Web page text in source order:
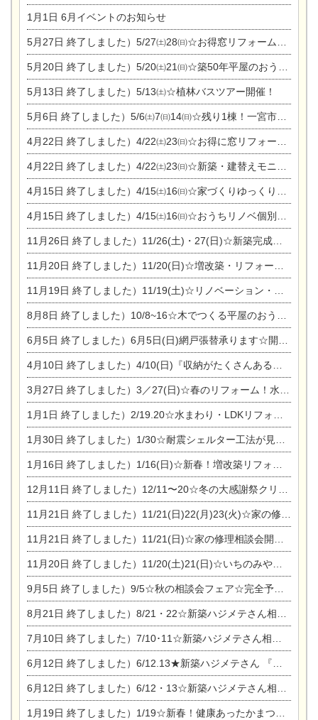
1月1日 6月イベントのお知らせ
5月27日 終了しました）5/27㈯28㈰☆お得窓リフォーム個別相談会
5月20日 終了しました）5/20㈯21㈰☆築50年平屋のおうちリノベーション完成見学会
5月13日 終了しました）5/13㈯☆植林バスツアー開催！
5月6日 終了しました）5/6㈯7㈰14㈰☆残り1棟！一宮市限定モニター募集相談会(新築・建替え)
4月22日 終了しました）4/22㈯23㈰☆お得に窓リフォーム個別相談会
4月22日 終了しました）4/22㈯23㈰☆新築・建替えモニター募集個別相談会
4月15日 終了しました）4/15㈯16㈰☆家づくりゆっくりじっくり個別相談会
4月15日 終了しました）4/15㈯16㈰☆おうちリノベ個別相談会
11月26日 終了しました）11/26(土)・27(日)☆新築完成見学会 in一宮市あずら
11月20日 終了しました）11/20(日)☆増改築・リフォームまつり＆秋の味覚まつり＆芸術祭
11月19日 終了しました）11/19(土)☆リノベーション・家の修理まつり＆増改築・リフォームまつりin扶桑ゴルフ
8月8日 終了しました）10/8~16☆木でつくる平屋のおうちのつくり方【完全予約制】
6月5日 終了しました）6月5日(日)網戸張替承ります☆開催！
4月10日 終了しました）4/10(日)『収納がたくさんあるおうち現場見学会』
3月27日 終了しました）3／27(日)☆春のリフォーム！水まわりLDKリフォーム相談会&今がチャンス！エアコン相談会
1月1日 終了しました）2/19.20☆水まわり・LDKリフォーム相談会＆エアコン相談会
1月30日 終了しました）1/30☆耐震シェルター工法が見れる完成見学会
1月16日 終了しました）1/16(日)☆新春！増改築リフォーム&家の修理まつり
12月11日 終了しました）12/11〜20☆冬の大感謝祭クリスマス相談会開催
11月21日 終了しました）11/21(日)22(月)23(火)☆家の修理まつり＆増改築リフォーム相談会
11月21日 終了しました）11/21(日)☆家の修理相談会開催 in 扶桑オークビレッジ
11月20日 終了しました）11/20(土)21(日)☆いちのみや逸品市に出店します【ひのきのバラ販売】
9月5日 終了しました）9/5☆秋の相談会フェア☆完全予約制
8月21日 終了しました）8/21・22☆新築ハジメテさん相談会 『集まれ！農地に家を建てたい人！』
7月10日 終了しました）7/10･11☆新築ハジメテさん相談会 『集まれ！農地に家を建てたい人！』完全予約制
6月12日 終了しました）6/12.13★新築ハジメテさん 『木の家 現場体感見学会』
6月12日 終了しました）6/12・13☆新築ハジメテさん相談会『今ある土地に家を建てる際の注意点』
1月19日 終了しました）1/19☆新春！健康あったかまつり＆増改築リフォームまつり